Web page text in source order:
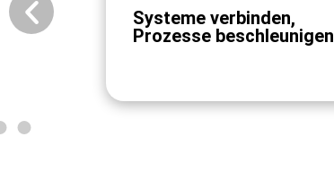
Systeme verbinden,
Prozesse beschleunigen